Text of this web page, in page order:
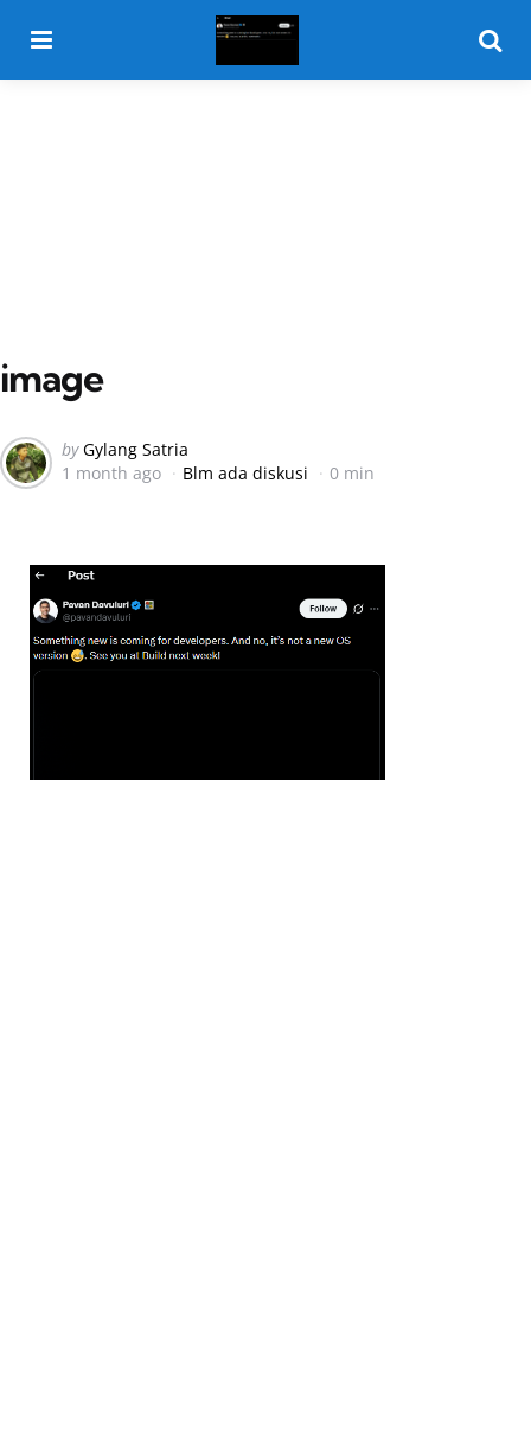
image
Posted
by
by Gylang Satria
1 month ago
Blm ada diskusi 0 min